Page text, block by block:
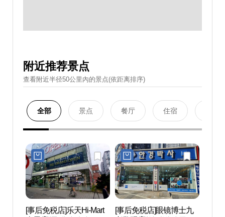
附近推荐景点
查看附近半径50公里內的景点(依距离排序)
全部 景点 餐厅 住宿
[事后免税店]乐天Hi-Mart
[事后免税店]眼镜博士九